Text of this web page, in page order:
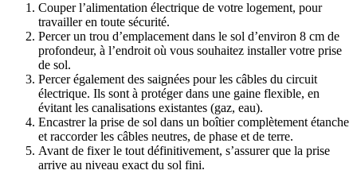
Couper l’alimentation électrique de votre logement, pour
travailler en toute sécurité.
Percer un trou d’emplacement dans le sol d’environ 8 cm de
profondeur, à l’endroit où vous souhaitez installer votre prise
de sol.
Percer également des saignées pour les câbles du circuit
électrique. Ils sont à protéger dans une gaine flexible, en
évitant les canalisations existantes (gaz, eau).
Encastrer la prise de sol dans un boîtier complètement étanche
et raccorder les câbles neutres, de phase et de terre.
Avant de fixer le tout définitivement, s’assurer que la prise
arrive au niveau exact du sol fini.